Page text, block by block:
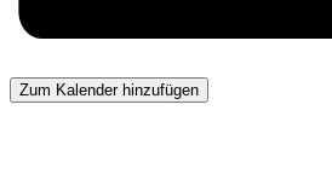
Zum Kalender hinzufügen